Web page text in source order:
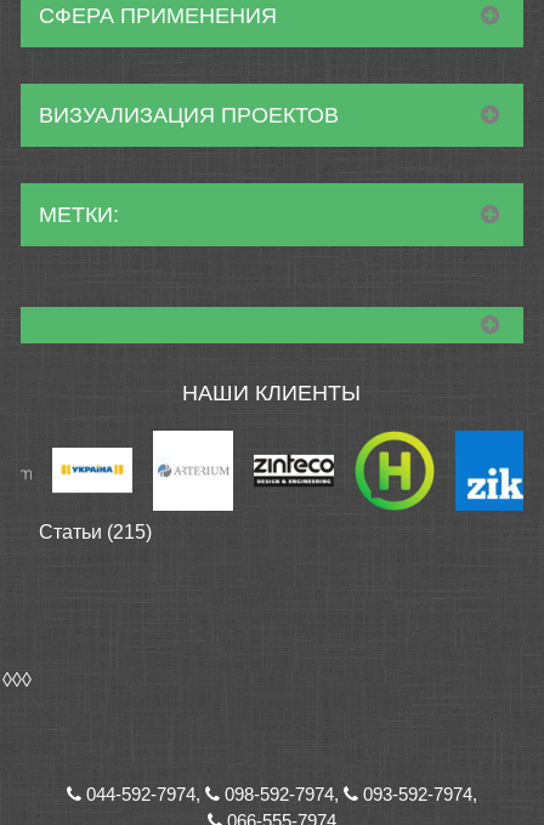
СФЕРА ПРИМЕНЕНИЯ
ВИЗУАЛИЗАЦИЯ ПРОЕКТОВ
МЕТКИ:
НАШИ КЛИЕНТЫ
Статьи (215)
◊◊◊
044-592-7974, 098-592-7974,
093-592-7974,
066-555-7974